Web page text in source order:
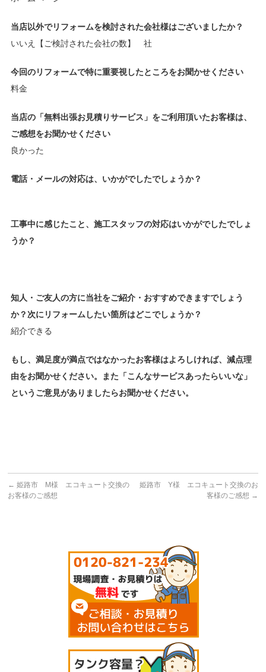
当店以外でリフォームを検討された会社様はございましたか？
いいえ【ご検討された会社の数】 社
今回のリフォームで特に重要視したところをお聞かせください
料金
当店の「無料出張お見積りサービス」をご利用頂いたお客様は、
ご感想をお聞かせください
良かった
電話・メールの対応は、いかがでしたでしょうか？
工事中に感じたこと、施工スタッフの対応はいかがでしたでしょ
うか？
知人・ご友人の方に当社をご紹介・おすすめできますでしょう
か？次にリフォームしたい箇所はどこでしょうか？
紹介できる
もし、満足度が満点ではなかったお客様はよろしければ、減点理
由をお聞かせください。また「こんなサービスあったらいいな」
というご意見がありましたらお聞かせください。
← 姫路市 M様 エコキュート交換の
お客様のご感想
姫路市 Y様 エコキュート交換のお
客様のご感想 →